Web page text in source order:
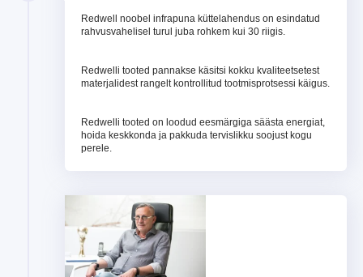
Redwell noobel infrapuna küttelahendus on esindatud
rahvusvahelisel turul juba rohkem kui 30 riigis.
Redwelli tooted pannakse käsitsi kokku kvaliteetsetest
materjalidest rangelt kontrollitud tootmisprotsessi käigus.
Redwelli tooted on loodud eesmärgiga säästa energiat,
hoida keskkonda ja pakkuda tervislikku soojust kogu
perele.